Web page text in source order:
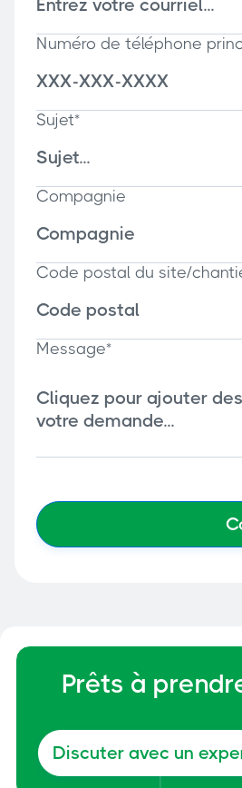
Numéro de téléphone
Sujet*
Compagnie
Code postal du site/
Message*
Prêts à
Discuter avec un